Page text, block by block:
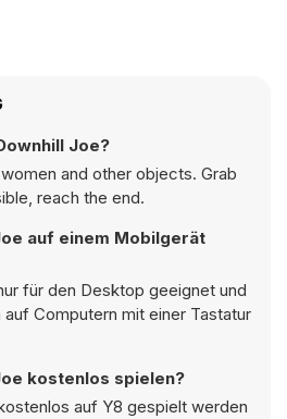
Joe?
and other objects. Grab
reach the end.
auf einem Mobilgerät
für den Desktop geeignet und
Computern mit einer Tastatur
kostenlos spielen?
auf Y8 gespielt werden